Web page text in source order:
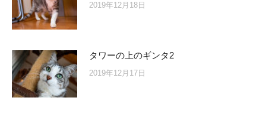
2019年12月18日
タワーの上のギンタ2
2019年12月17日